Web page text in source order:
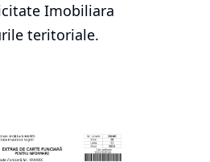
Imobiliara
teritoriale.